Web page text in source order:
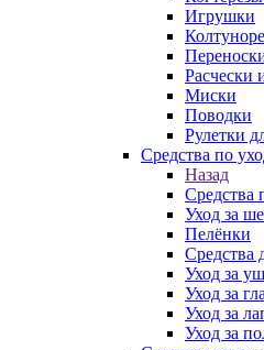
Игрушки
Расчески
Миски
Поводки
Рулетки
Средства по
Назад
Средства
Уход за
Пелёнки
Средства
Уход за
Уход за
Уход за
Уход за